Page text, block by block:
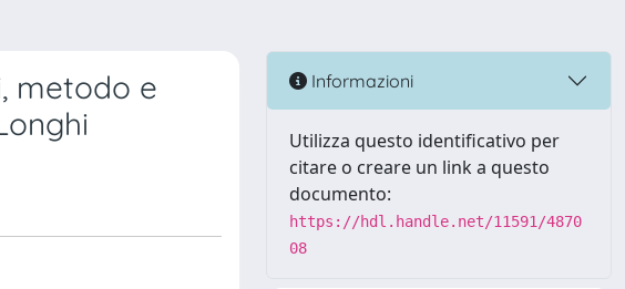
metodo e
Informazioni
Utilizza questo identificativo per
citare o creare un link a questo
documento:
https://hdl.handle.net/11591/4870
08